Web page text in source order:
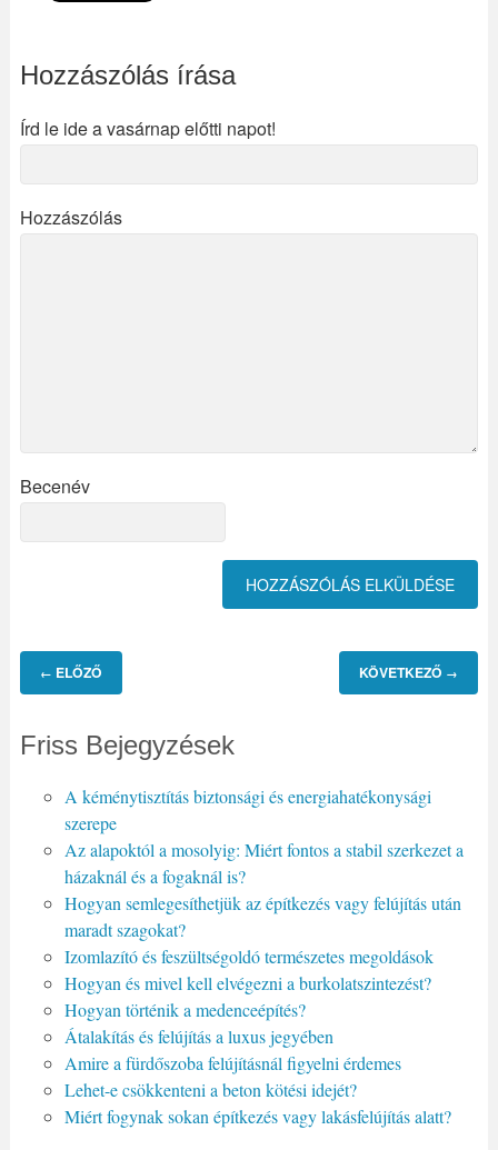
Hozzászólás írása
Írd le ide a vasárnap előtti napot!
Hozzászólás
Becenév
← ELŐZŐ KÖVETKEZŐ →
Friss Bejegyzések
A kéménytisztítás biztonsági és energiahatékonysági
szerepe
Az alapoktól a mosolyig: Miért fontos a stabil szerkezet a
házaknál és a fogaknál is?
Hogyan semlegesíthetjük az építkezés vagy felújítás után
maradt szagokat?
Izomlazító és feszültségoldó természetes megoldások
Hogyan és mivel kell elvégezni a burkolatszintezést?
Hogyan történik a medenceépítés?
Átalakítás és felújítás a luxus jegyében
Amire a fürdőszoba felújításnál figyelni érdemes
Lehet-e csökkenteni a beton kötési idejét?
Miért fogynak sokan építkezés vagy lakásfelújítás alatt?